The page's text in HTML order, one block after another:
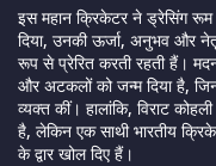
इस महान क्रिकेटर ने ड्रेसिंग रूम
दिया, उनकी ऊर्जा, अनुभव और
रूप से प्रेरित करती रहती हैं।
और अटकलों को जन्म दिया है,
व्यक्त कीं। हालांकि, विराट
है, लेकिन एक साथी भारतीय
के द्वार खोल दिए हैं।